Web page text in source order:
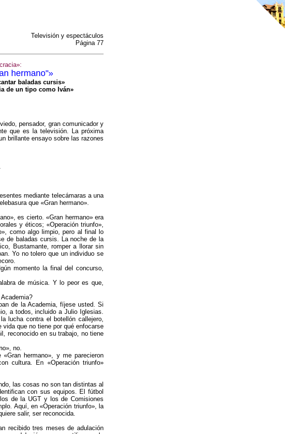
Televisión y espectáculos
Página 77
hermano"»
baladas cursis»
de un tipo como Iván»
pensador, gran comunicador y
que es la televisión. La próxima
brillante ensayo sobre las razones
mediante telecámaras a una
que «Gran hermano».
es cierto. «Gran hermano» era
y éticos; «Operación triunfo»,
como algo limpio, pero al final lo
de baladas cursis. La noche de la
Bustamante, romper a llorar sin
Yo no tolero que un individuo se
momento la final del concurso,
de música. Y lo peor es que,
de la Academia, fíjese usted. Si
a todos, incluido a Julio Iglesias.
lucha contra el botellón callejero,
que no tiene por qué enfocarse
reconocido en su trabajo, no tiene
no.
hermano», y me parecieron
cultura. En «Operación triunfo»
las cosas no son tan distintas al
con sus equipos. El fútbol
de la UGT y los de Comisiones
Aquí, en «Operación triunfo», la
salir, ser reconocida.
recibido tres meses de adulación